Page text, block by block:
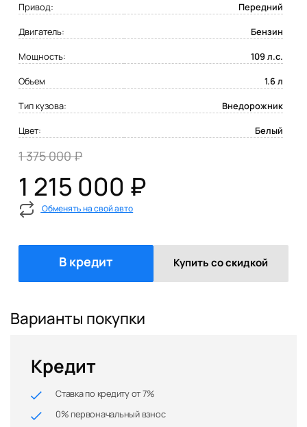
Привод:
Передний
Двигатель:
Бензин
Мощность:
109 л.с.
Объем
1.6 л
Тип кузова:
Внедорожник
Цвет:
Белый
1 375 000 ₽
1 215 000 ₽
Обменять на свой авто
В кредит Купить со скидкой
Варианты покупки
Кредит
Ставка по кредиту от 7%
0% первоначальный взнос